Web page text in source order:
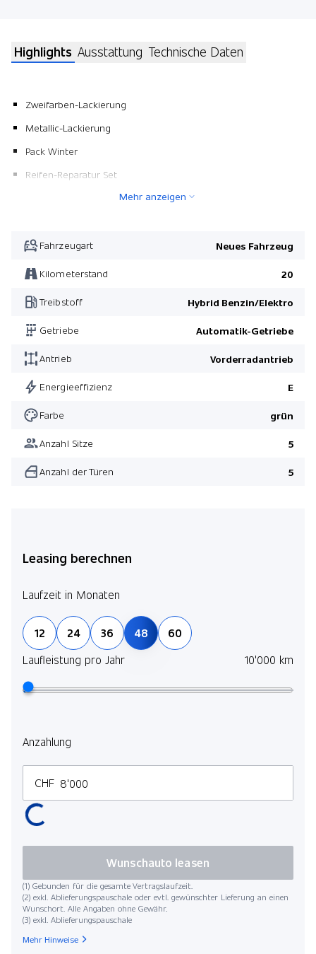
Highlights Ausstattung Technische Daten
Zweifarben-Lackierung
Metallic-Lackierung
Pack Winter
Reifen-Reparatur Set
Panorama-Glasschiebedach elektrisch
Mehr anzeigen
Fahrzeugart Neues Fahrzeug
Kilometerstand 20
Treibstoff Hybrid Benzin/Elektro
Getriebe Automatik-Getriebe
Antrieb Vorderradantrieb
Energieeffizienz E
Farbe grün
Anzahl Sitze 5
Anzahl der Türen 5
Leasing berechnen
Laufzeit in Monaten
12 24 36 48
60
Laufleistung pro Jahr
10'000 km
Anzahlung
CHF
(1) Gebunden für die gesamte Vertragslaufzeit.
(2) exkl. Ablieferungspauschale oder evtl. gewünschter Lieferung an einen
Wunschort. Alle Angaben ohne Gewähr.
(3) exkl. Ablieferungspauschale
Wunschauto leasen
Mehr Hinweise